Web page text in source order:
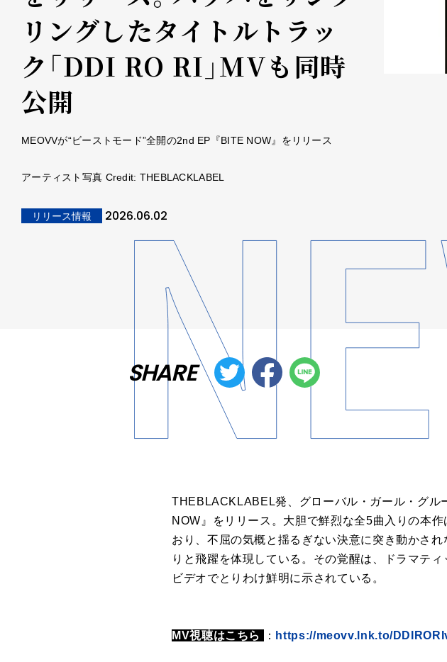
リングしたタイトルトラッ
ク「DDI RO RI」MVも同時
公開
MEOVVが“ビーストモード”全開の2nd EP『BITE NOW』をリリース
アーティスト写真 Credit: THEBLACKLABEL
リリース情報 2026.06.02
SHARE
THEBLACKLABEL発、グローバル・ガール・グル
NOW』をリリース。大胆で鮮烈な全5曲入りの本
おり、不屈の気概と揺るぎない決意に突き動かさ
りと飛躍を体現している。その覚醒は、ドラマテ
ビデオでとりわけ鮮明に示されている。
MV視聴はこちら ： https://meovv.lnk.to/